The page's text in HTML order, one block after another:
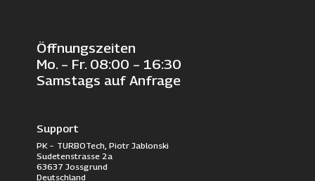
Öffnungszeiten
Mo. – Fr. 08:00 – 16:30
Samstags auf Anfrage
Support
PK – TURBOTech, Piotr Jablonski
Sudetenstrasse 2a
63637 Jossgrund
Deutschland